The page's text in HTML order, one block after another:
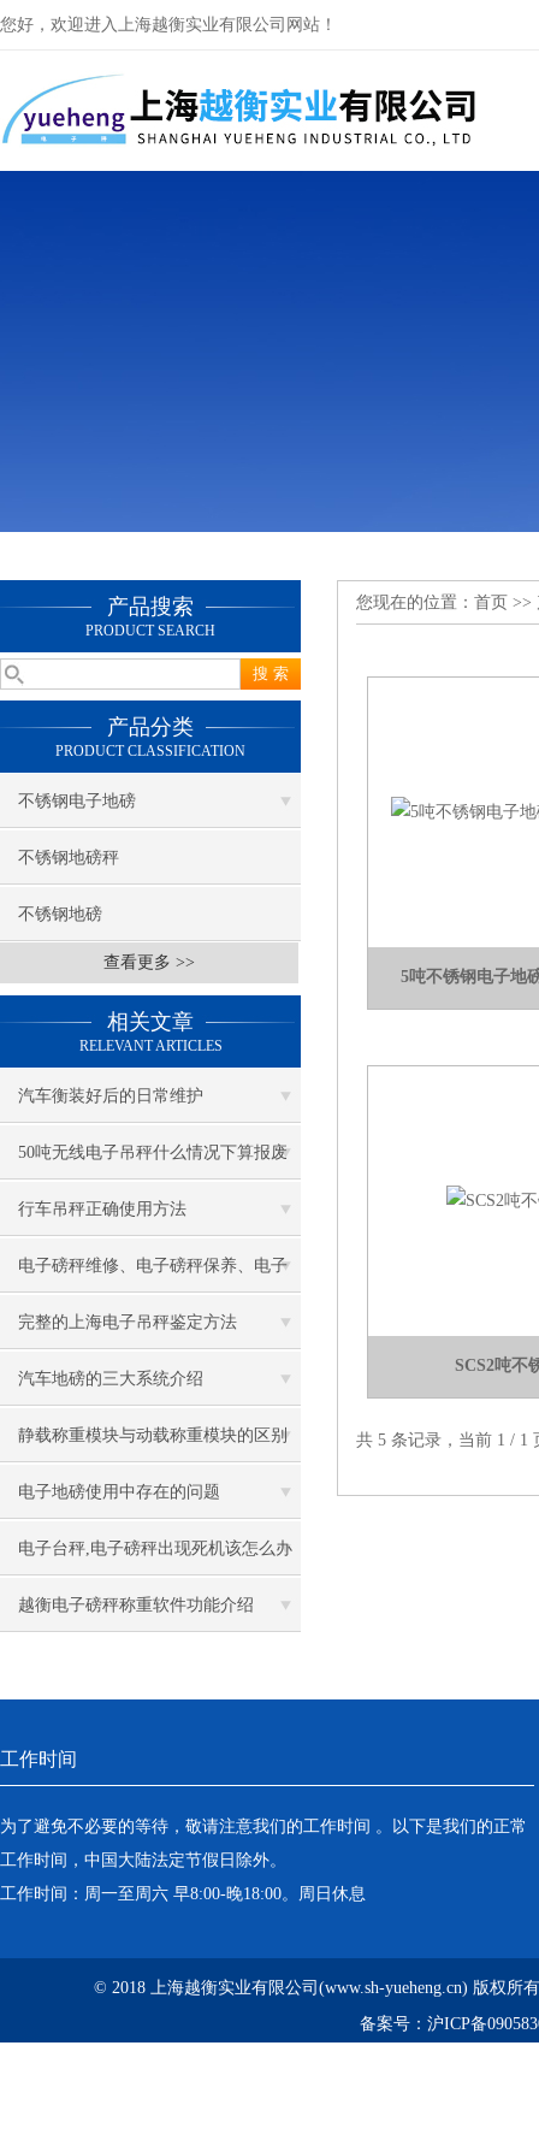
您好，欢迎进入上海越衡实业有限公司网站！
产品搜索
PRODUCT SEARCH
产品分类
PRODUCT CLASSIFICATION
不锈钢电子地磅
不锈钢地磅秤
不锈钢地磅
查看更多 >>
相关文章
RELEVANT ARTICLES
汽车衡装好后的日常维护
50吨无线电子吊秤什么情况下算报废
行车吊秤正确使用方法
电子磅秤维修、电子磅秤保养、电子
磅秤使用、电子磅秤检修
完整的上海电子吊秤鉴定方法
汽车地磅的三大系统介绍
静载称重模块与动载称重模块的区别
电子地磅使用中存在的问题
电子台秤,电子磅秤出现死机该怎么办
越衡电子磅秤称重软件功能介绍
您现在的位置： 首页 >>
5吨不锈钢电子地
SCS2吨不
共 5 条记录，当前 1 /
工作时间
为了避免不必要的等待，敬请注意我们的工作时间 。以下是我们的正常
工作时间，中国大陆法定节假日除外。
工作时间：周一至周六 早8:00-晚18:00。周日休息
© 2018 上海越衡实业有限公司(www.sh-yueheng.cn) 版权所
备案号： 沪ICP备